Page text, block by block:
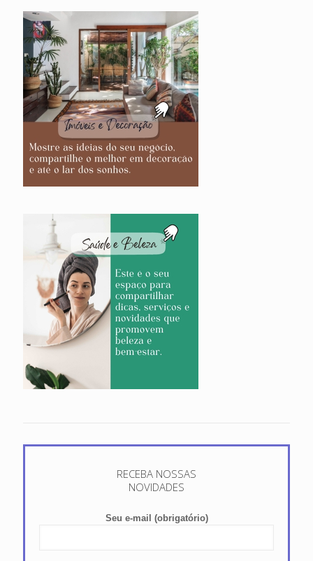
RECEBA NOSSAS
NOVIDADES
Seu e-mail (obrigatório)